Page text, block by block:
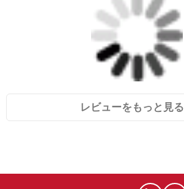
レビューをもっと見る